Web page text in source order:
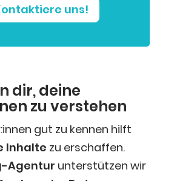
uns!
dir, dei­ne
zu verstehen
gut zu ken­nen hilft
Inhal­te zu erschaf­fen.
Agen­tur unter­stüt­zen wir